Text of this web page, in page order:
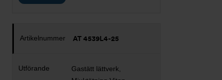
AT 4539L4-25
Gastätt lättverk,